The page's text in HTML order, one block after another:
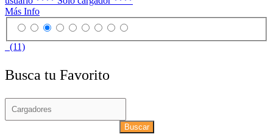
Más Info
(11)
Busca tu Favorito
Buscar